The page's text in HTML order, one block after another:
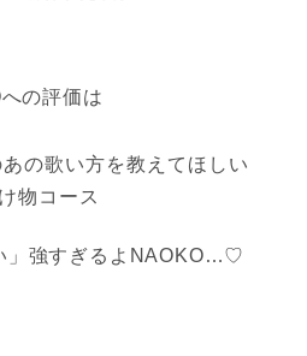
の評価は
の歌い方を教えてほしい
物コース
」強すぎるよNAOKO…♡